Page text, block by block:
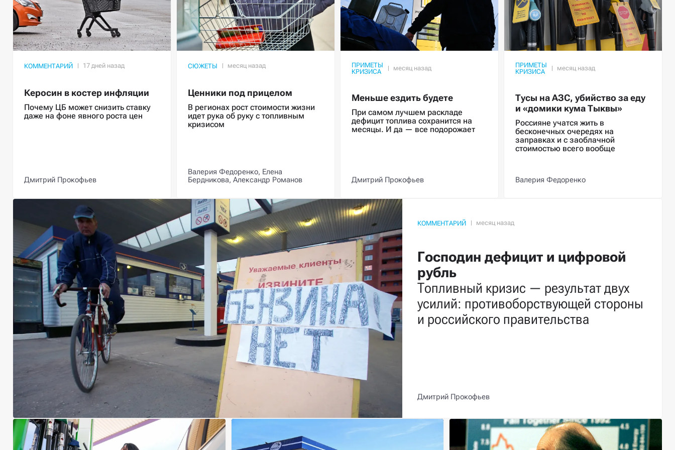
КОММЕНТАРИЙ
Керосин в костер инфляции
Почему ЦБ может снизить ставку
даже на фоне явного роста цен
Дмитрий Прокофьев
СЮЖЕТЫ
Ценники под прицелом
В регионах рост стоимости жизни
идет рука об руку с топливным
кризисом
Валерия Федоренко, Елена
Бердникова, Александр Романов
ПРИМЕТЫ
КРИЗИСА
Меньше ездить будете
При самом лучшем раскладе
дефицит топлива сохранится на
месяцы. И да — все подорожает
Дмитрий Прокофьев
ПРИМЕТЫ
КРИЗИСА
Тусы на АЗС, убийство за еду
и «домики кума Тыквы»
Россияне учатся жить в
бесконечных очередях на
заправках и с заоблачной
стоимостью всего вообще
Валерия Федоренко
КОММЕНТАРИЙ
Господин дефицит и цифровой
рубль
Топливный кризис — результат двух
усилий: противоборствующей стороны
и российского правительства
Дмитрий Прокофьев